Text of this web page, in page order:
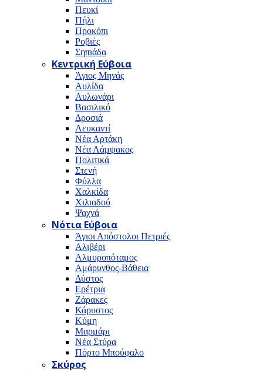
Πευκί
Πήλι
Προκόπι
Ροβιές
Σηπιάδα
Κεντρική Εύβοια
Άγιος Μηνάς
Αυλίδα
Αυλωνάρι
Βασιλικό
Δροσιά
Λευκαντί
Νέα Αρτάκη
Νέα Λάμψακος
Πολιτικά
Στενή
Φύλλα
Χαλκίδα
Χιλιαδού
Ψαχνά
Νότια Εύβοια
Άγιοι Απόστολοι Πετριές
Αλιβέρι
Αλμυροπόταμος
Αμάρυνθος-Βάθεια
Δύστος
Ερέτρια
Ζάρακες
Κάρυστος
Κύμη
Μαρμάρι
Νέα Στύρα
Πόρτο Μπούφαλο
Σκύρος